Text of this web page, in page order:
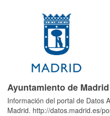
Ayuntamiento de Madrid
Información del portal de Datos
Madrid. http://datos.madrid.es/